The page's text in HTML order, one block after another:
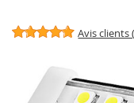
Avis clients